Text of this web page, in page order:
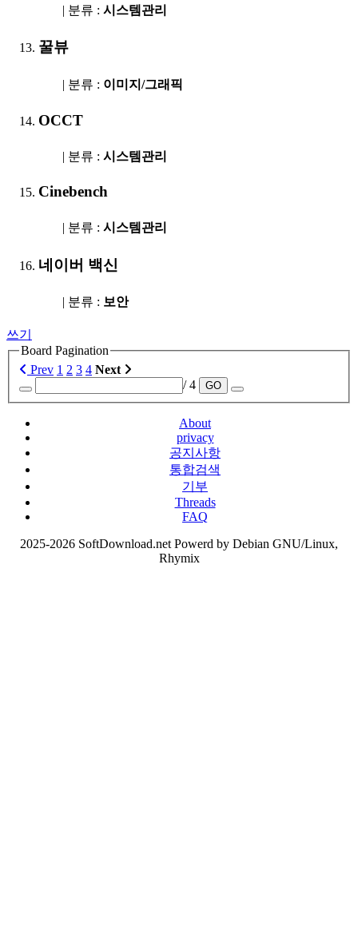
| 분류 : 시스템관리
꿀뷰
| 분류 : 이미지/그래픽
OCCT
| 분류 : 시스템관리
Cinebench
| 분류 : 시스템관리
네이버 백신
| 분류 : 보안
쓰기
Board Pagination
Prev 1 2 3 4 Next
/ 4
GO
About
privacy
공지사항
통합검색
기부
Threads
FAQ
2025-2026 SoftDownload.net Powerd by Debian GNU/Linux,
Rhymix